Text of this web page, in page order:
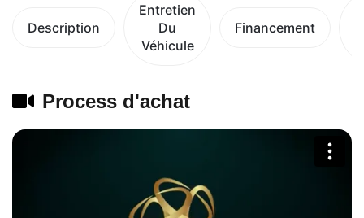
Description
Entretien
Du
Véhicule
Financement
Process d'achat